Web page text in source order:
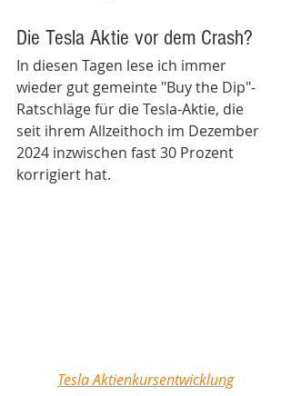
Die Tesla Aktie vor dem Crash?
In diesen Tagen lese ich immer
wieder gut gemeinte "Buy the Dip"-
Ratschläge für die Tesla-Aktie, die
seit ihrem Allzeithoch im Dezember
2024 inzwischen fast 30 Prozent
korrigiert hat.
Tesla Aktienkursentwicklung